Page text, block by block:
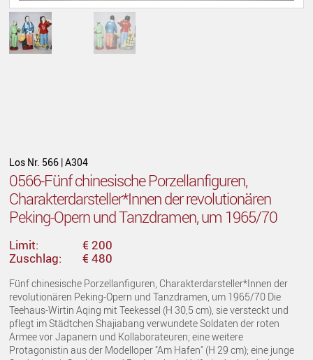
Los Nr. 566 | A304
0566-Fünf chinesische Porzellanfiguren,
Charakterdarsteller*Innen der revolutionären
Peking-Opern und Tanzdramen, um 1965/70
Limit:
€ 200
Zuschlag:
€ 480
Fünf chinesische Porzellanfiguren, Charakterdarsteller*Innen der
revolutionären Peking-Opern und Tanzdramen, um 1965/70 Die
Teehaus-Wirtin Aqing mit Teekessel (H 30,5 cm), sie versteckt und
pflegt im Städtchen Shajiabang verwundete Soldaten der roten
Armee vor Japanern und Kollaborateuren; eine weitere
Protagonistin aus der Modelloper "Am Hafen" (H 29 cm); eine junge